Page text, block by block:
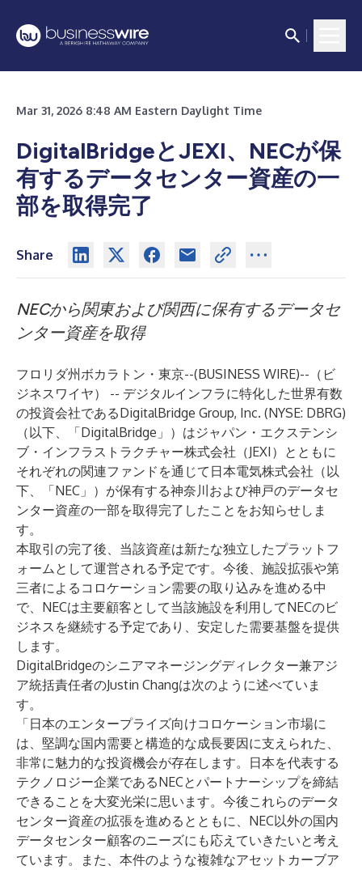
Mar 31, 2026 8:48 AM Eastern Daylight Time
DigitalBridgeとJEXI、NECが保
有するデータセンター資産の一
部を取得完了
Share
NECから関東および関西に保有するデータセ
ンター資産を取得
フロリダ州ボカラトン・東京--(BUSINESS WIRE)-- （ビ
ジネスワイヤ） -- デジタルインフラに特化した世界有数
の投資会社であるDigitalBridge Group, Inc. (NYSE: DBRG)
（以下、「DigitalBridge」）はジャパン・エクステンシ
ブ・インフラストラクチャー株式会社（JEXI）とともに
それぞれの関連ファンドを通じて日本電気株式会社（以
下、「NEC」）が保有する神奈川および神戸のデータセ
ンター資産の一部を取得完了したことをお知らせしま
す。
本取引の完了後、当該資産は新たな独立したプラットフ
ォームとして運営される予定です。今後、施設拡張や第
三者によるコロケーション需要の取り込みを進める中
で、NECは主要顧客として当該施設を利用してNECのビ
ジネスを継続する予定であり、安定した需要基盤を提供
します。
DigitalBridgeのシニアマネージングディレクター兼アジ
ア統括責任者のJustin Changは次のように述べていま
す。
「日本のエンタープライズ向けコロケーション市場に
は、堅調な国内需要と構造的な成長要因に支えられた、
非常に魅力的な投資機会が存在します。日本を代表する
テクノロジー企業であるNECとパートナーシップを締結
できることを大変光栄に思います。今後これらのデータ
センター資産の拡張を進めるとともに、NEC以外の国内
データセンター顧客のニーズにも応えていきたいと考え
ています。また、本件のような複雑なアセットカーブア